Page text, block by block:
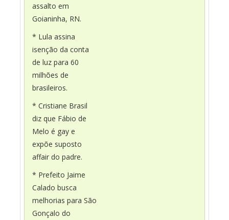
assalto em
Goianinha, RN.
* Lula assina
isenção da conta
de luz para 60
milhões de
brasileiros.
* Cristiane Brasil
diz que Fábio de
Melo é gay e
expõe suposto
affair do padre.
* Prefeito Jaime
Calado busca
melhorias para São
Gonçalo do